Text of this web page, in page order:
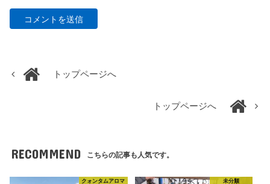
トップページへ
トップページへ
RECOMMEND こちらの記事も人気です。
クォンタムアロマ 未分類